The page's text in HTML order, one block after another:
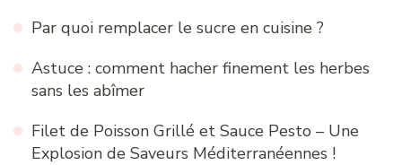
Par quoi remplacer le sucre en cuisine ?
Astuce : comment hacher finement les herbes
sans les abîmer
Filet de Poisson Grillé et Sauce Pesto – Une
Explosion de Saveurs Méditerranéennes !